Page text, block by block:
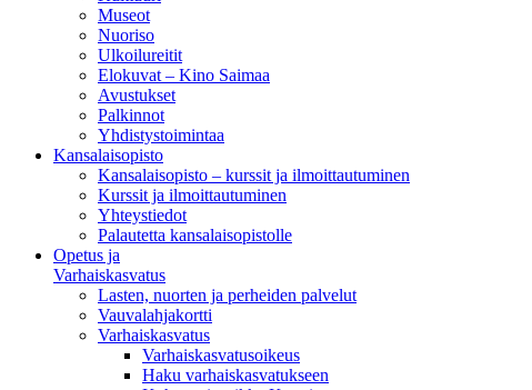
Museot
Nuoriso
Ulkoilureitit
Elokuvat – Kino Saimaa
Avustukset
Palkinnot
Yhdistystoimintaa
Kansalaisopisto
Kansalaisopisto – kurssit ja ilmoittautuminen
Kurssit ja ilmoittautuminen
Yhteystiedot
Palautetta kansalaisopistolle
Opetus ja
Varhaiskasvatus
Lasten, nuorten ja perheiden palvelut
Vauvalahjakortti
Varhaiskasvatus
Varhaiskasvatusoikeus
Haku varhaiskasvatukseen